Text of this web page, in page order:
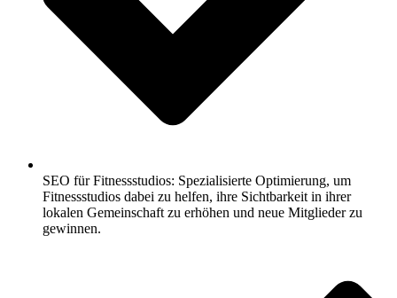
SEO für Fitnessstudios: Spezialisierte Optimierung, um
Fitnessstudios dabei zu helfen, ihre Sichtbarkeit in ihrer
lokalen Gemeinschaft zu erhöhen und neue Mitglieder zu
gewinnen.